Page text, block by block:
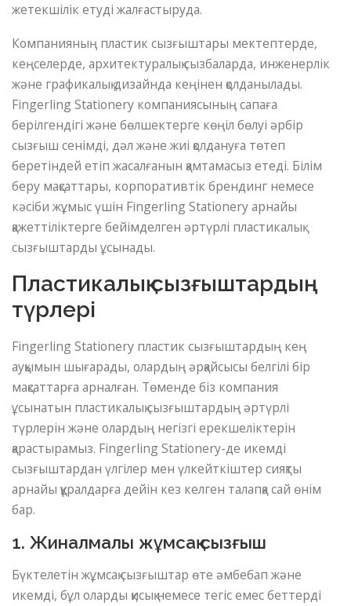
жетекшілік етуді жалғастыруда.
Компанияның пластик сызғыштары мектептерде,
кеңселерде, архитектуралық сызбаларда, инженерлік
және графикалық дизайнда кеңінен қолданылады.
Fingerling Stationery компаниясының сапаға
берілгендігі және бөлшектерге көңіл бөлуі әрбір
сызғыш сенімді, дәл және жиі қолдануға төтеп
беретіндей етіп жасалғанын қамтамасыз етеді. Білім
беру мақсаттары, корпоративтік брендинг немесе
кәсіби жұмыс үшін Fingerling Stationery арнайы
қажеттіліктерге бейімделген әртүрлі пластикалық
сызғыштарды ұсынады.
Пластикалық сызғыштардың
түрлері
Fingerling Stationery пластик сызғыштардың кең
ауқымын шығарады, олардың әрқайсысы белгілі бір
мақсаттарға арналған. Төменде біз компания
ұсынатын пластикалық сызғыштардың әртүрлі
түрлерін және олардың негізгі ерекшеліктерін
қарастырамыз. Fingerling Stationery-де икемді
сызғыштардан үлгілер мен үлкейткіштер сияқты
арнайы құралдарға дейін кез келген талапқа сай өнім
бар.
1. Жиналмалы жұмсақ сызғыш
Бүктелетін жұмсақ сызғыштар өте әмбебап және
икемді, бұл оларды қисық немесе тегіс емес беттерді